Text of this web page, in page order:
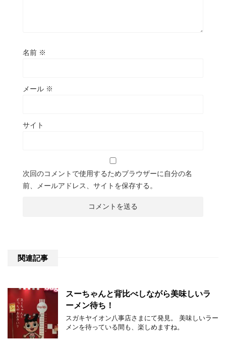
名前 ※
メール ※
サイト
次回のコメントで使用するためブラウザーに自分の名
前、メールアドレス、サイトを保存する。
関連記事
スーちゃんと背比べしながら美味しいラ
ーメン待ち！
スガキヤイオン八事店さまにて発見。 美味しいラー
メンを待っている間も、楽しめますね。